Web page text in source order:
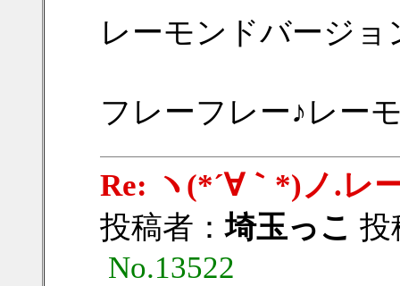
レーモンドバージ
フレーフレー♪レー
Re: ヽ(*´∀｀*)ノ.レ
投稿者：埼玉っこ 投
No.13522